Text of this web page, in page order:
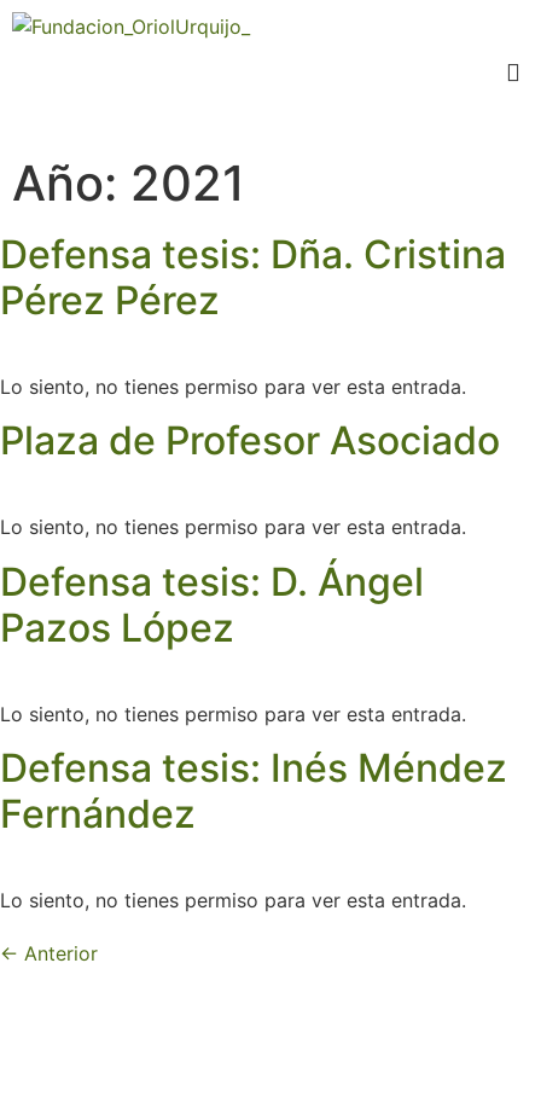
Año: 2021
Defensa tesis: Dña. Cristina
Pérez Pérez
Lo siento, no tienes permiso para ver esta entrada.
Plaza de Profesor Asociado
Lo siento, no tienes permiso para ver esta entrada.
Defensa tesis: D. Ángel
Pazos López
Lo siento, no tienes permiso para ver esta entrada.
Defensa tesis: Inés Méndez
Fernández
Lo siento, no tienes permiso para ver esta entrada.
← Anterior